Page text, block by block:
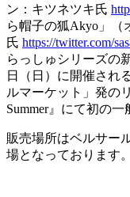
ン：キツネツキ氏
ら帽子の狐Akyo」（
氏 https://twitter.com/
らっしゅシリーズの
日（日）に開催され
ルマーケット」発の
Summer』にて初の
販売場所はベルサー
場となっております。